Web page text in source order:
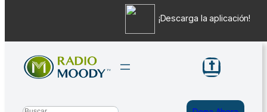
contenido
Search
¡Descarga la aplicación!